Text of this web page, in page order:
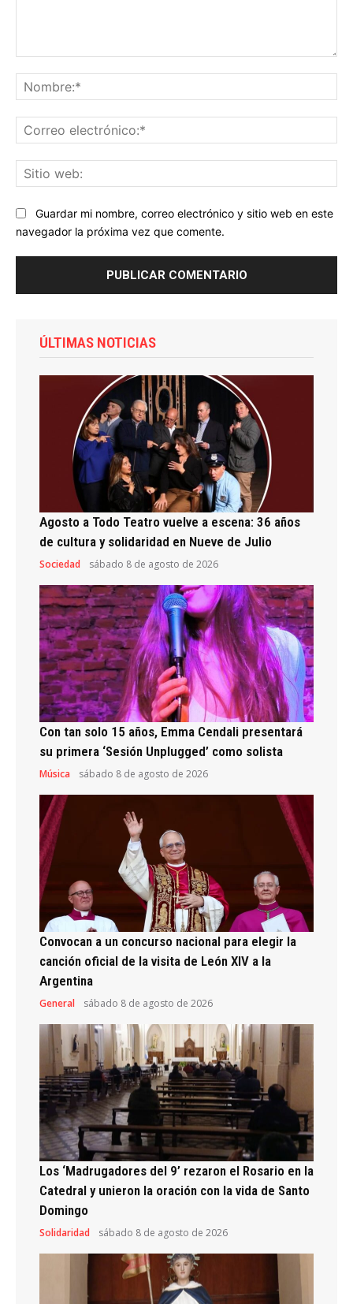
Guardar mi nombre, correo electrónico y sitio web en este
navegador la próxima vez que comente.
ÚLTIMAS NOTICIAS
Agosto a Todo Teatro vuelve a escena: 36 años
de cultura y solidaridad en Nueve de Julio
Sociedad sábado 8 de agosto de 2026
Con tan solo 15 años, Emma Cendali presentará
su primera ‘Sesión Unplugged’ como solista
Música sábado 8 de agosto de 2026
Convocan a un concurso nacional para elegir la
canción oficial de la visita de León XIV a la
Argentina
General sábado 8 de agosto de 2026
Los ‘Madrugadores del 9’ rezaron el Rosario en la
Catedral y unieron la oración con la vida de Santo
Domingo
Solidaridad sábado 8 de agosto de 2026